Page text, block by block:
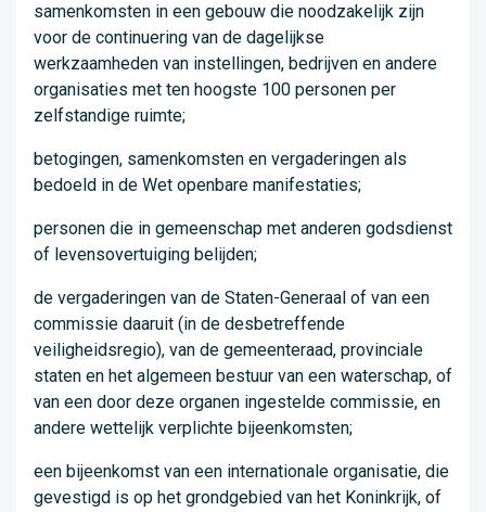
samenkomsten in een gebouw die noodzakelijk zijn
voor de continuering van de dagelijkse
werkzaamheden van instellingen, bedrijven en andere
organisaties met ten hoogste 100 personen per
zelfstandige ruimte;
betogingen, samenkomsten en vergaderingen als
bedoeld in de Wet openbare manifestaties;
personen die in gemeenschap met anderen godsdienst
of levensovertuiging belijden;
de vergaderingen van de Staten-Generaal of van een
commissie daaruit (in de desbetreffende
veiligheidsregio), van de gemeenteraad, provinciale
staten en het algemeen bestuur van een waterschap, of
van een door deze organen ingestelde commissie, en
andere wettelijk verplichte bijeenkomsten;
een bijeenkomst van een internationale organisatie, die
gevestigd is op het grondgebied van het Koninkrijk, of